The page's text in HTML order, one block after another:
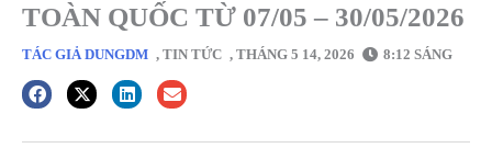
TOÀN QUỐC TỪ 07/05 – 30/05/2026
TÁC GIẢ DUNGDM , TIN TỨC , THÁNG 5 14, 2026 8:12 SÁNG